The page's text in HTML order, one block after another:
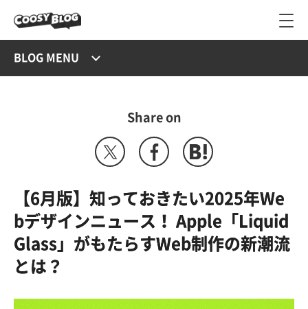
BLOG MENU
Share on
【6月版】知っておきたい2025年We
bデザインニュース！ Apple「Liquid
Glass」がもたらすWeb制作の新潮流
とは？